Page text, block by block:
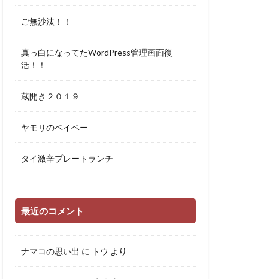
ご無沙汰！！
真っ白になってたWordPress管理画面復
活！！
蔵開き２０１９
ヤモリのベイベー
タイ激辛プレートランチ
最近のコメント
ナマコの思い出 に トウ より